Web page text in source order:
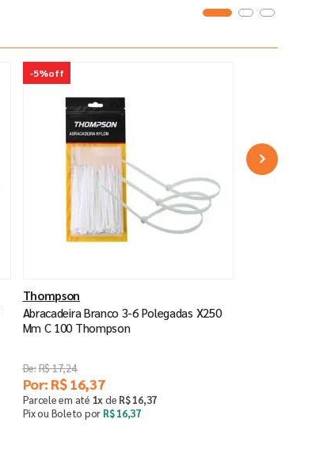
-5%off
Thompson
Abracadeira Branco 3-6 Polegadas X250
Mm C 100 Thompson
R$17,24
Por: R$ 16,37
Parcele em até 1xde R$ 16,37
Pix ou Boleto por R$ 16,37